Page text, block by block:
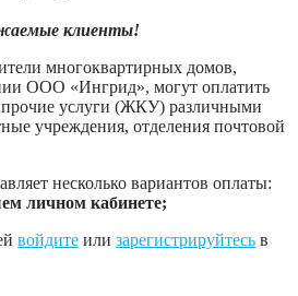
клиенты!
многоквартирных домов,
ООО «Ингрид», могут оплатить
услуги (ЖКУ) различными
учреждения, отделения почтовой
несколько вариантов оплаты:
личном кабинете;
войдите или зарегистрируйтесь в